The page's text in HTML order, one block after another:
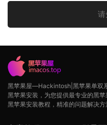
黑苹果屋—Hackintosh|黑苹果单双
黑苹果安装，为您提供最专业的黑
黑苹果安装教程，精准的问题解决